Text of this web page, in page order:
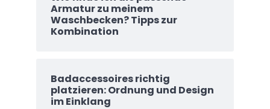
Armatur zu meinem
Waschbecken? Tipps zur
Kombination
Badaccessoires richtig
platzieren: Ordnung und Design
im Einklang